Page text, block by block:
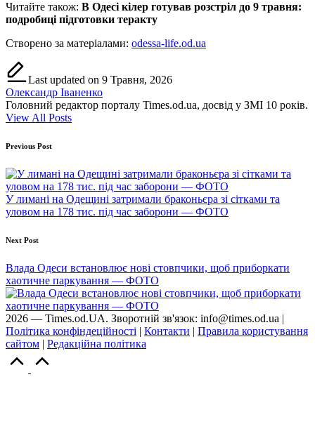
Читайте також: В Одесі кілер готував розстріл до 9 травня:
подробиці підготовки теракту
Створено за матеріалами: odessa-life.od.ua
Last updated on 9 Травня, 2026
Олександр Іваненко
Головний редактор порталу Times.od.ua, досвід у ЗМІ 10 років.
View All Posts
Post
navigation
Previous Post
У лимані на Одещині затримали браконьєра зі сітками та
уловом на 178 тис. під час заборони — ФОТО
Next Post
Влада Одеси встановлює нові стовпчики, щоб приборкати
хаотичне паркування — ФОТО
2026 — Times.od.UA. Зворотній зв'язок: info@times.od.ua |
Політика конфіндеційності | Контакти | Правила користування
сайтом | Редакційна політика